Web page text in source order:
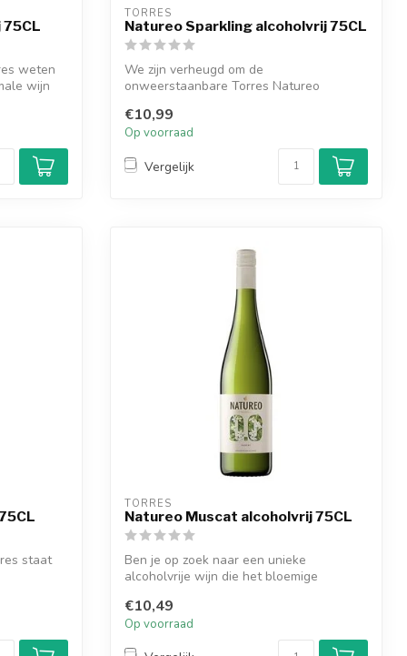
weten
wijn
TORRES
Natureo Sparkling alcoholvrij 75CL
We zijn verheugd om de
onweerstaanbare Torres Natureo
€10,99
Op voorraad
Vergelijk
staat
TORRES
Natureo Muscat alcoholvrij 75CL
Ben je op zoek naar een unieke
alcoholvrije wijn die het bloemige
€10,49
Op voorraad